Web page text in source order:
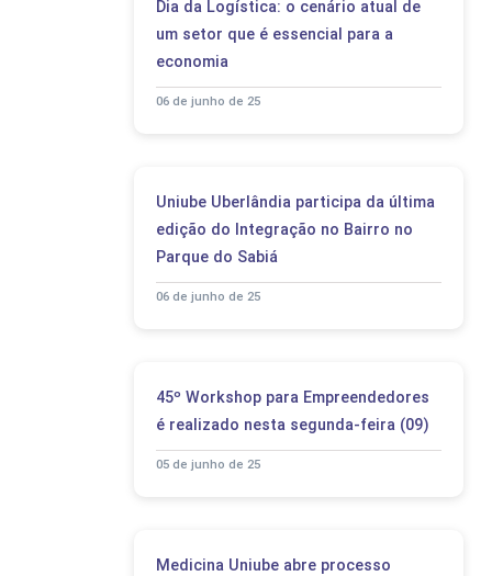
Dia da Logística: o cenário atual de
um setor que é essencial para a
economia
06 de junho de 25
Uniube Uberlândia participa da última
edição do Integração no Bairro no
Parque do Sabiá
06 de junho de 25
45º Workshop para Empreendedores
é realizado nesta segunda-feira (09)
05 de junho de 25
Medicina Uniube abre processo